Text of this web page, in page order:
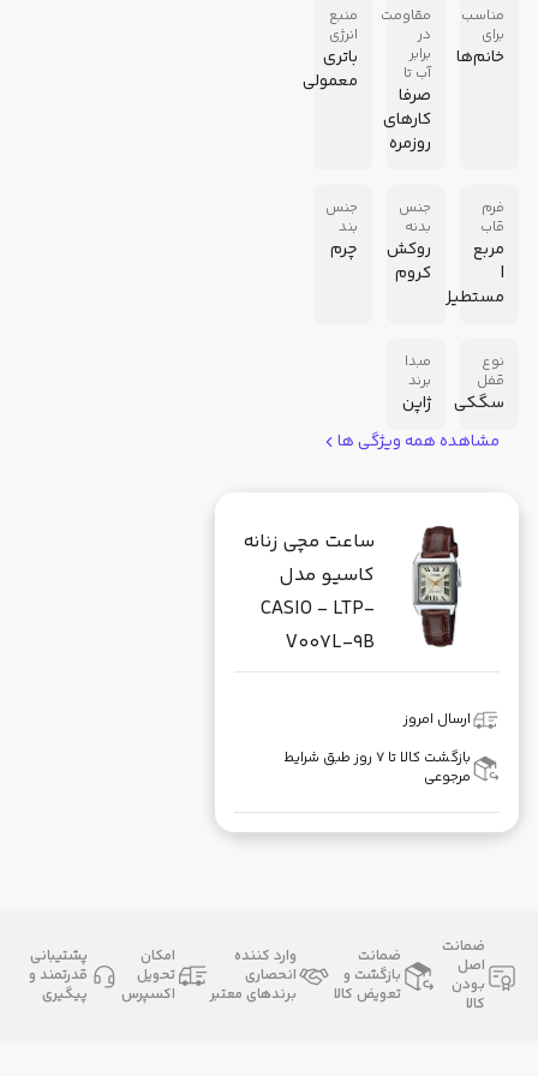
مناسب
برای
خانم‌ها
مقاومت
در
برابر
آب تا
صرفا
کارهای
روزمره
منبع
انرژی
باتری
معمولی
فرم
قاب
مربع
|
مستطیل
جنس
بدنه
روکش
کروم
جنس
بند
چرم
نوع
قفل
سگکی
مبدا
برند
ژاپن
مشاهده همه ویژگی ها
ساعت مچی زنانه
کاسیو مدل
CASIO - LTP-
V007L-9B
ارسال امروز
بازگشت کالا تا ۷ روز طبق شرایط
مرجوعی
ضمانت
اصل
بودن
کالا
ضمانت
بازگشت و
تعویض کالا
وارد کننده
انحصاری
برندهای معتبر
امکان
تحویل
اکسپرس
پشتیبانی
قدرتمند و
پیگیری